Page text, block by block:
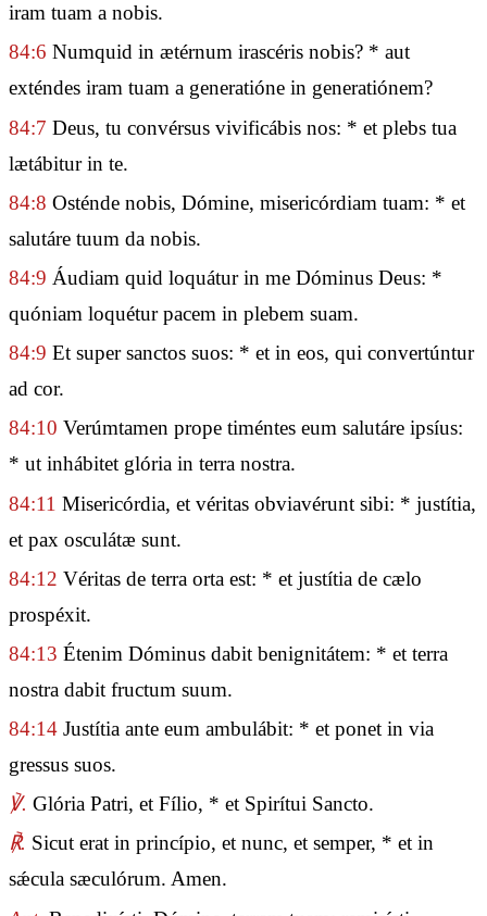
iram tuam a nobis.
84:6 Numquid in ætérnum irascéris nobis? * aut
exténdes iram tuam a generatióne in generatiónem?
84:7 Deus, tu convérsus vivificábis nos: * et plebs tua
lætábitur in te.
84:8 Osténde nobis, Dómine, misericórdiam tuam: * et
salutáre tuum da nobis.
84:9 Áudiam quid loquátur in me Dóminus Deus: *
quóniam loquétur pacem in plebem suam.
84:9 Et super sanctos suos: * et in eos, qui convertúntur
ad cor.
84:10 Verúmtamen prope timéntes eum salutáre ipsíus:
* ut inhábitet glória in terra nostra.
84:11 Misericórdia, et véritas obviavérunt sibi: * justítia,
et pax osculátæ sunt.
84:12 Véritas de terra orta est: * et justítia de cælo
prospéxit.
84:13 Étenim Dóminus dabit benignitátem: * et terra
nostra dabit fructum suum.
84:14 Justítia ante eum ambulábit: * et ponet in via
gressus suos.
℣. Glória Patri, et Fílio, * et Spirítui Sancto.
℟. Sicut erat in princípio, et nunc, et semper, * et in
sǽcula sæculórum. Amen.